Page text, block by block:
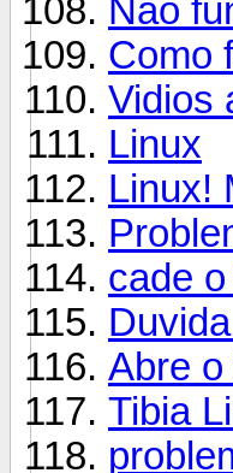
Não
Como
Vidios
Linux
Linux!
cade
Abre
Tibia